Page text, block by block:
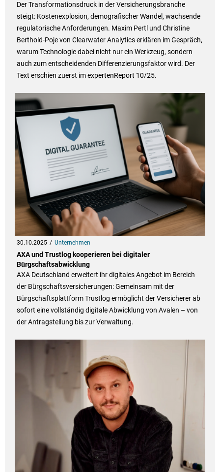
Der Transformationsdruck in der Versicherungsbranche
steigt: Kostenexplosion, demografischer Wandel, wachsende
regulatorische Anforderungen. Maxim Pertl und Christine
Berthold-Poje von Clearwater Analytics erklären im Gespräch,
warum Technologie dabei nicht nur ein Werkzeug, sondern
auch zum entscheidenden Differenzierungsfaktor wird. Der
Text erschien zuerst im expertenReport 10/25.
30.10.2025 Unternehmen
AXA und Trustlog kooperieren bei digitaler
Bürgschaftsabwicklung
AXA Deutschland erweitert ihr digitales Angebot im Bereich
der Bürgschaftsversicherungen: Gemeinsam mit der
Bürgschaftsplattform Trustlog ermöglicht der Versicherer ab
sofort eine vollständig digitale Abwicklung von Avalen – von
der Antragstellung bis zur Verwaltung.